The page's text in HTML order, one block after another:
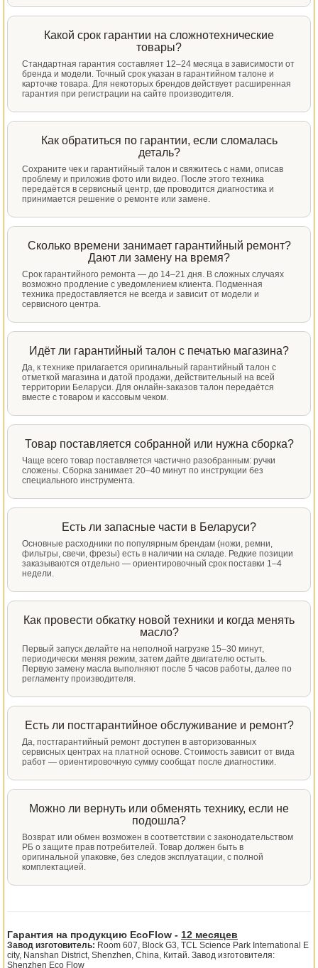
Какой срок гарантии на сложнотехнические
товары?
Стандартная гарантия составляет 12–24 месяца в зависимости от
бренда и модели. Точный срок указан в гарантийном талоне и
карточке товара. Для некоторых брендов действует расширенная
гарантия при регистрации на сайте производителя.
Как обратиться по гарантии, если сломалась
деталь?
Сохраните чек и гарантийный талон и свяжитесь с нами, описав
проблему и приложив фото или видео. После этого техника
передаётся в сервисный центр, где проводится диагностика и
принимается решение о ремонте или замене.
Сколько времени занимает гарантийный ремонт?
Дают ли замену на время?
Срок гарантийного ремонта — до 14–21 дня. В сложных случаях
возможно продление с уведомлением клиента. Подменная
техника предоставляется не всегда и зависит от модели и
сервисного центра.
Идёт ли гарантийный талон с печатью магазина?
Да, к технике прилагается оригинальный гарантийный талон с
отметкой магазина и датой продажи, действительный на всей
территории Беларуси. Для онлайн-заказов талон передаётся
вместе с товаром и кассовым чеком.
Товар поставляется собранной или нужна сборка?
Чаще всего товар поставляется частично разобранным: ручки
сложены. Сборка занимает 20–40 минут по инструкции без
специального инструмента.
Есть ли запасные части в Беларуси?
Основные расходники по популярным брендам (ножи, ремни,
фильтры, свечи, фрезы) есть в наличии на складе. Редкие позиции
заказываются отдельно — ориентировочный срок поставки 1–4
недели.
Как провести обкатку новой техники и когда менять
масло?
Первый запуск делайте на неполной нагрузке 15–30 минут,
периодически меняя режим, затем дайте двигателю остыть.
Первую замену масла выполняют после 5 часов работы, далее по
регламенту производителя.
Есть ли постгарантийное обслуживание и ремонт?
Да, постгарантийный ремонт доступен в авторизованных
сервисных центрах на платной основе. Стоимость зависит от вида
работ — ориентировочную сумму сообщат после диагностики.
Можно ли вернуть или обменять технику, если не
подошла?
Возврат или обмен возможен в соответствии с законодательством
РБ о защите прав потребителей. Товар должен быть в
оригинальной упаковке, без следов эксплуатации, с полной
комплектацией.
Гарантия на продукцию EcoFlow - 12 месяцев
Завод изготовитель: Room 607, Block G3, TCL Science Park International E
city, Nanshan District, Shenzhen, China, Китай. Завод изготовителя:
Shenzhen Eco Flow